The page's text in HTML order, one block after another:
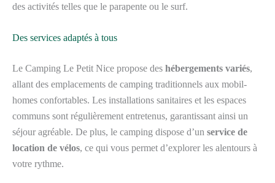
des activités telles que le parapente ou le surf.
Des services adaptés à tous
Le Camping Le Petit Nice propose des hébergements variés,
allant des emplacements de camping traditionnels aux mobil-
homes confortables. Les installations sanitaires et les espaces
communs sont régulièrement entretenus, garantissant ainsi un
séjour agréable. De plus, le camping dispose d’un service de
location de vélos, ce qui vous permet d’explorer les alentours à
votre rythme.